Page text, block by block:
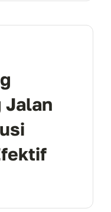
Jalan